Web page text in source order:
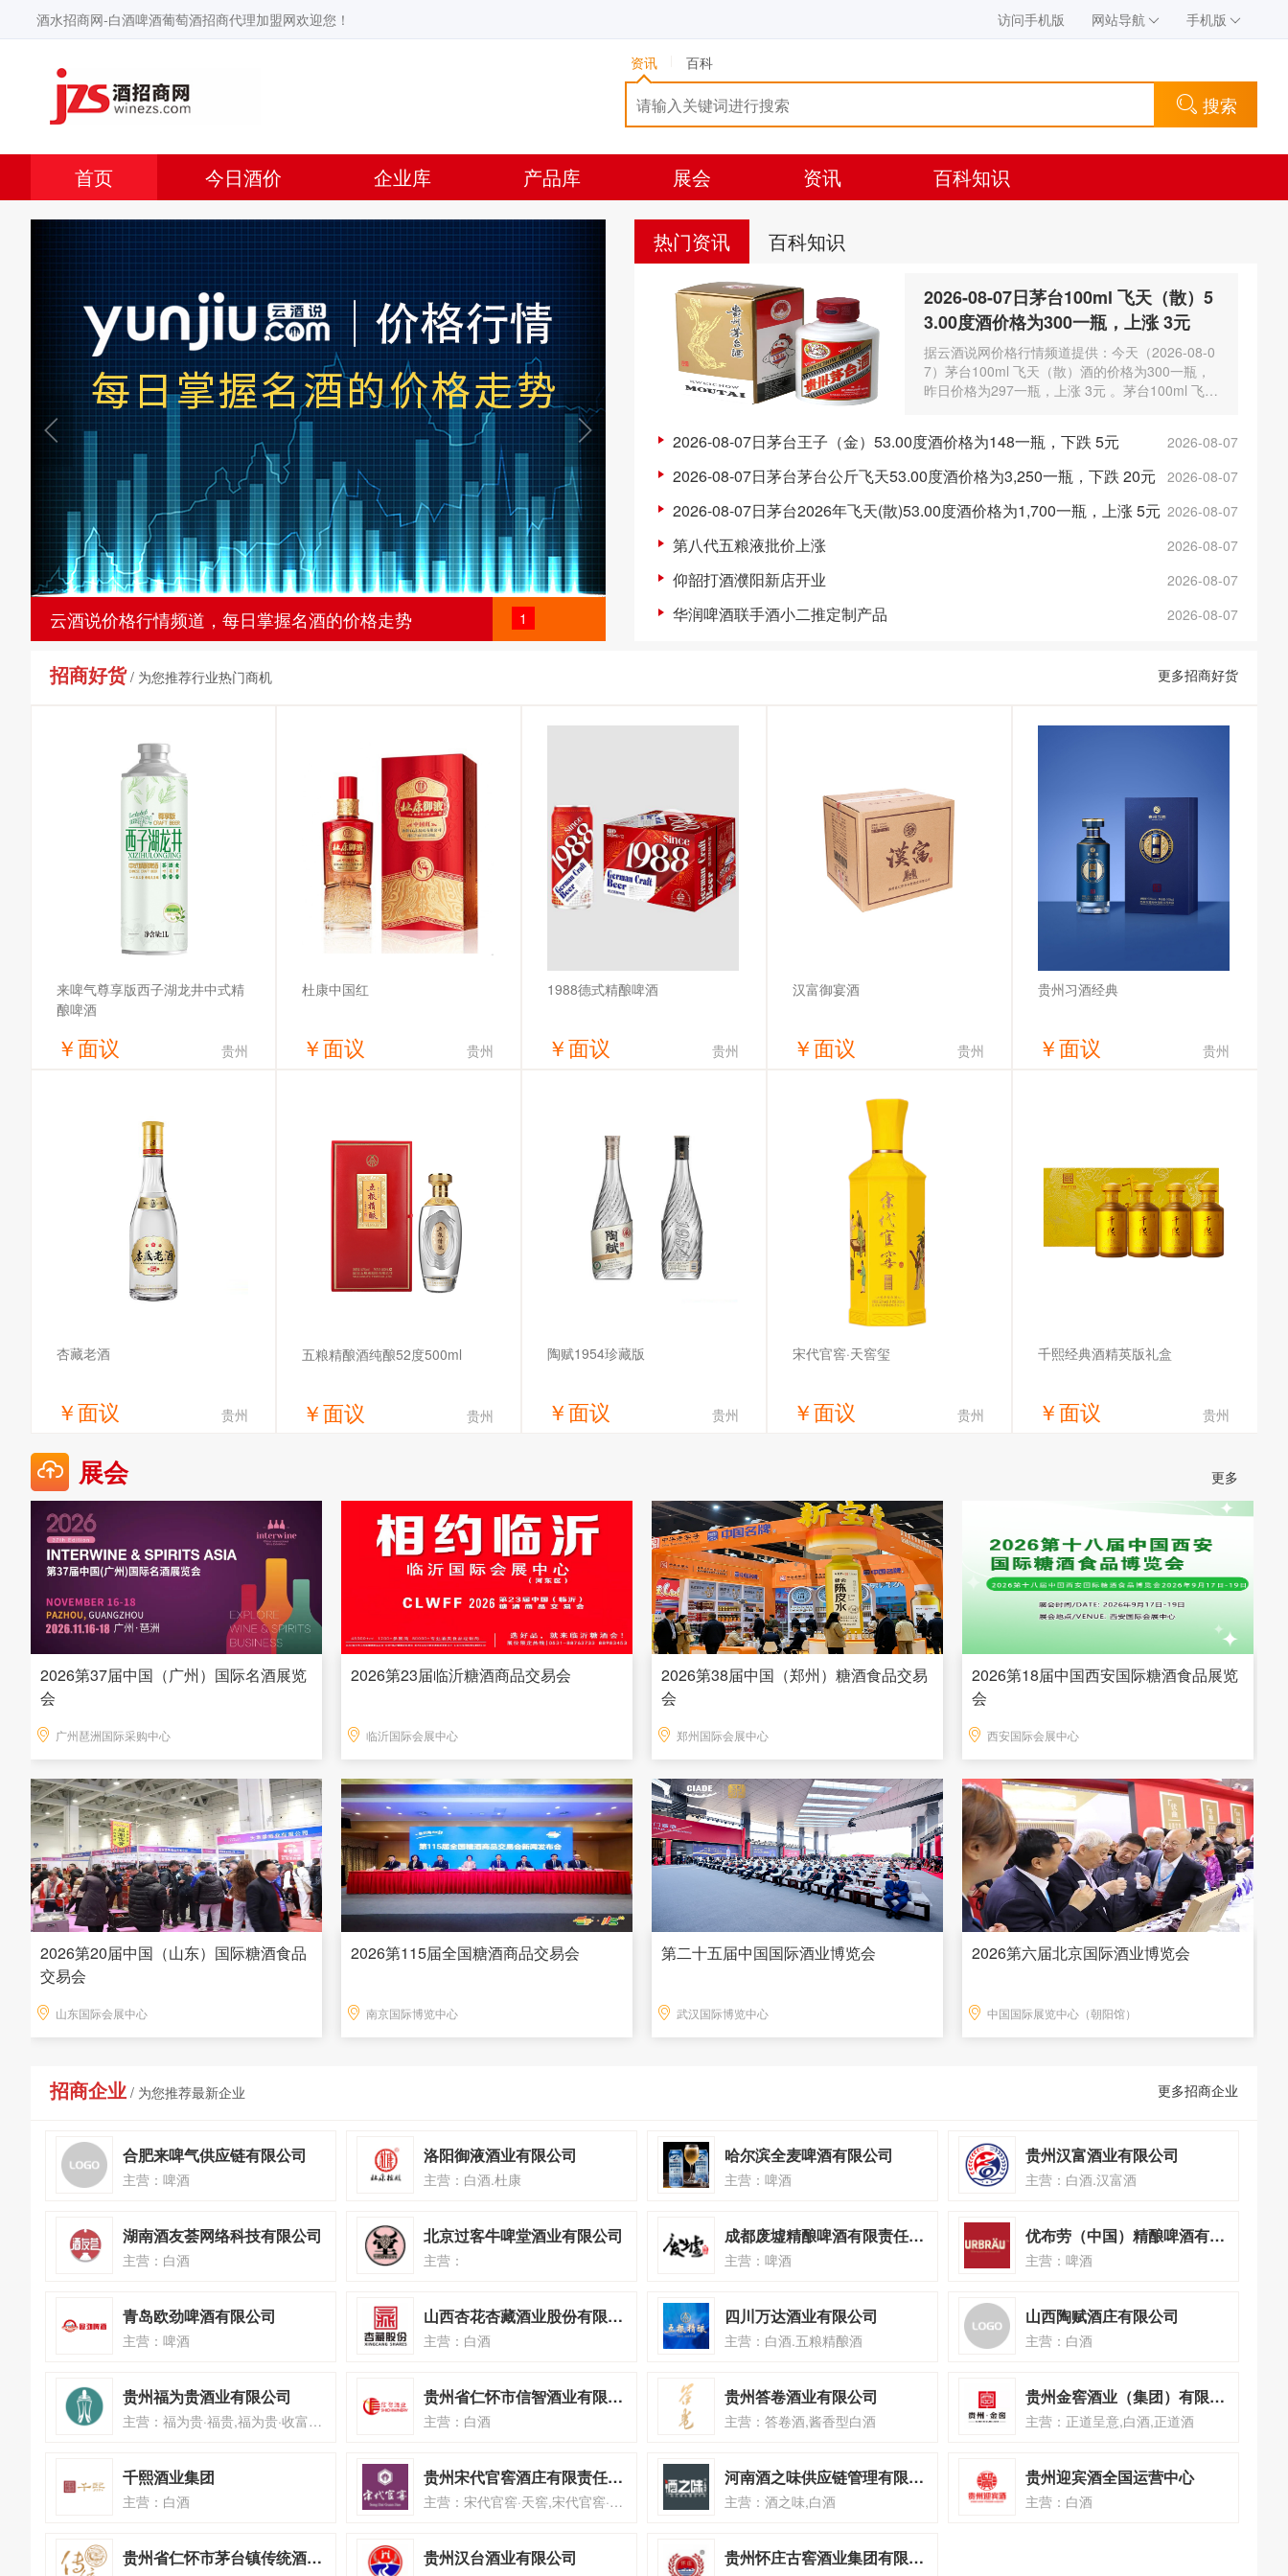
酒水招商网-白酒啤酒葡萄酒招商代理加盟网欢迎您！ 访问手机版 网站导航 手机版
资讯 百科
搜索
首页 今日酒价 企业库 产品库 展会 资讯 百科知识
1
云酒说价格行情频道，每日掌握名酒的价格走势
热门资讯 百科知识
2026-08-07日茅台100ml 飞天（散）5
3.00度酒价格为300一瓶，上涨 3元
据云酒说网价格行情频道提供：今天（2026-08-0
7）茅台100ml 飞天（散）酒的价格为300一瓶，
昨日价格为297一瓶，上涨 3元 。茅台100ml 飞天
2026-08-07
2026-08-07日茅台王子（金）53.00度酒价格为148一瓶，下跌 5元
2026-08-07
2026-08-07日茅台茅台公斤飞天53.00度酒价格为3,250一瓶，下跌 20元
2026-08-07
2026-08-07日茅台2026年飞天(散)53.00度酒价格为1,700一瓶，上涨 5元
2026-08-07
第八代五粮液批价上涨
2026-08-07
仰韶打酒濮阳新店开业
2026-08-07
华润啤酒联手酒小二推定制产品
招商好货/ 为您推荐行业热门商机 更多招商好货
来啤气尊享版西子湖龙井中式精
酿啤酒
￥面议 贵州
合肥来啤气供应链有限公司
杜康中国红
￥面议 贵州
1988德式精酿啤酒
￥面议 贵州
汉富御宴酒
￥面议 贵州
获取底价
贵州汉富酒业有限公司
贵州习酒经典
￥面议 贵州
杏藏老酒
￥面议 贵州
山西杏花杏藏酒业股份有限公司
五粮精酿酒纯酿52度500ml
￥面议 贵州
陶赋1954珍藏版
￥面议 贵州
宋代官窖·天窖玺
￥面议 贵州
千熙经典酒精英版礼盒
￥面议 贵州
展会 更多
2026第37届中国（广州）国际名酒展览
会
广州琶洲国际采购中心
2026第23届临沂糖酒商品交易会
临沂国际会展中心
2026第38届中国（郑州）糖酒食品交易
会
郑州国际会展中心
2026第18届中国西安国际糖酒食品展览
会
西安国际会展中心
2026第20届中国（山东）国际糖酒食品
交易会
山东国际会展中心
2026第115届全国糖酒商品交易会
南京国际博览中心
第二十五届中国国际酒业博览会
武汉国际博览中心
2026第六届北京国际酒业博览会
中国国际展览中心（朝阳馆）
招商企业 / 为您推荐最新企业 更多招商企业
合肥来啤气供应链有限公司
主营：啤酒
洛阳御液酒业有限公司
主营：白酒.杜康
哈尔滨全麦啤酒有限公司
主营：啤酒
贵州汉富酒业有限公司
主营：白酒.汉富酒
湖南酒友荟网络科技有限公司
主营：白酒
北京过客牛啤堂酒业有限公司
主营：
成都废墟精酿啤酒有限责任公司
主营：啤酒
优布劳（中国）精酿啤酒有限公司
主营：啤酒
青岛欧劲啤酒有限公司
主营：啤酒
山西杏花杏藏酒业股份有限公司
主营：白酒
四川万达酒业有限公司
主营：白酒.五粮精酿酒
山西陶赋酒庄有限公司
主营：白酒
贵州福为贵酒业有限公司
主营：福为贵·福贵,福为贵·收富,福为贵·贵人
贵州省仁怀市信智酒业有限公司
主营：白酒
贵州答卷酒业有限公司
主营：答卷酒,酱香型白酒
贵州金窖酒业（集团）有限公司
主营：正道呈意,白酒,正道酒
千熙酒业集团
主营：白酒
贵州宋代官窖酒庄有限责任公司
主营：宋代官窖·天窖,宋代官窖·天窖玺
河南酒之味供应链管理有限公司
主营：酒之味,白酒
贵州迎宾酒全国运营中心
主营：白酒
贵州省仁怀市茅台镇传统酒业有限公司 贵州汉台酒业有限公司 贵州怀庄古窖酒业集团有限公司